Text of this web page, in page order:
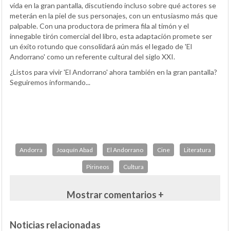
vida en la gran pantalla, discutiendo incluso sobre qué actores se
meterán en la piel de sus personajes, con un entusiasmo más que
palpable. Con una productora de primera fila al timón y el
innegable tirón comercial del libro, esta adaptación promete ser
un éxito rotundo que consolidará aún más el legado de 'El
Andorrano' como un referente cultural del siglo XXI.
¿Listos para vivir 'El Andorrano' ahora también en la gran pantalla?
Seguiremos informando...
Andorra Joaquín Abad El Andorrano Cine Literatura
Pirineos Cultura
Mostrar comentarios +
Noticias relacionadas